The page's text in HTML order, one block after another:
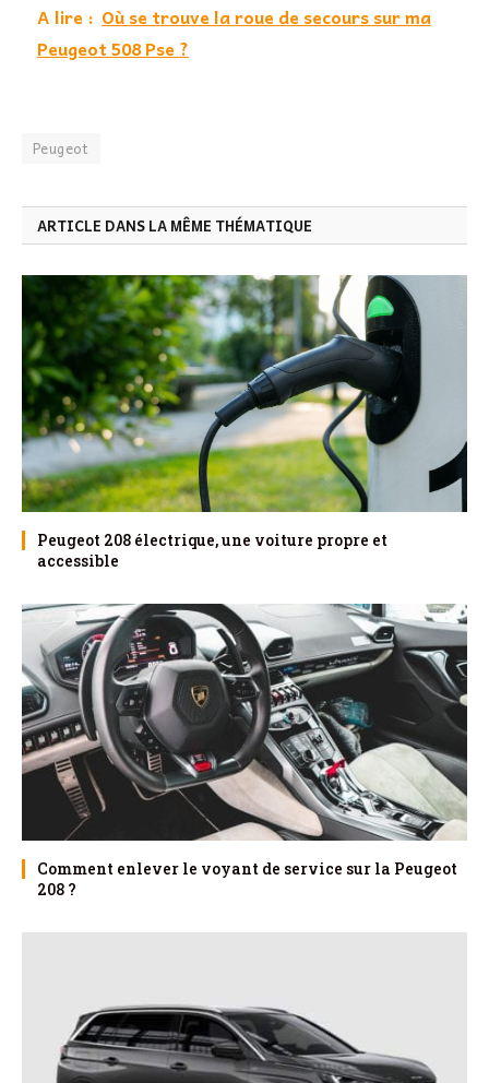
A lire : Où se trouve la roue de secours sur ma
Peugeot 508 Pse ?
Peugeot
ARTICLE DANS LA MÊME THÉMATIQUE
Peugeot 208 électrique, une voiture propre et
accessible
Comment enlever le voyant de service sur la Peugeot
208 ?